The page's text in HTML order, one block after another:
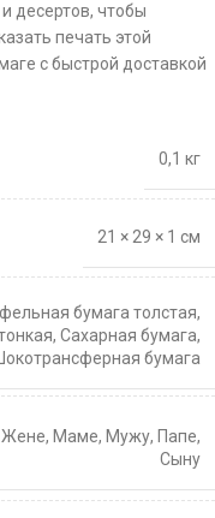
десертов, чтобы
печать этой
с быстрой доставкой
0,1 кг
21 × 29 × 1 см
бумага толстая,
, Сахарная бумага,
бумага
Жене, Маме, Мужу, Папе,
Сыну